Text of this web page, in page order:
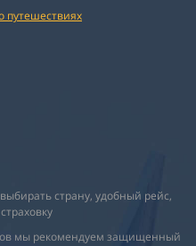
путешествиях
страну, удобный рейс,
мы рекомендуем защищенный